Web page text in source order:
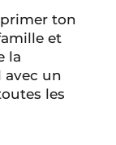
ton
et
la
avec un
les